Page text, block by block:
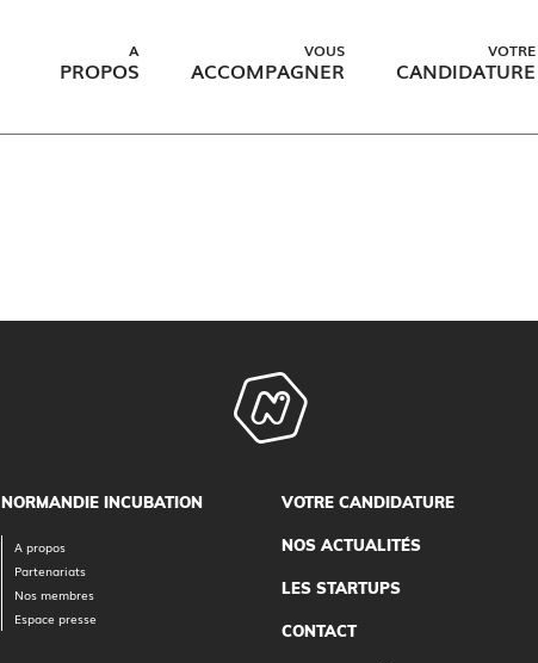
A
PROPOS
VOUS
ACCOMPAGNER
VOTRE
CANDIDATURE
NORMANDIE INCUBATION
A propos
Partenariats
Nos membres
Espace presse
VOTRE CANDIDATURE
NOS ACTUALITÉS
LES STARTUPS
CONTACT